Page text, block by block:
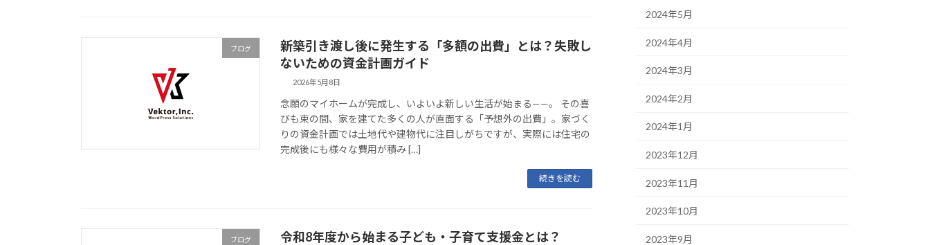
ブログ
新築引き渡し後に発生する「多額の出費」とは？失敗し
ないための資金計画ガイド
2026年5月8日
念願のマイホームが完成し、いよいよ新しい生活が始まる——。 その喜
びも束の間、家を建てた多くの人が直面する「予想外の出費」。家づく
りの資金計画では土地代や建物代に注目しがちですが、実際には住宅の
完成後にも様々な費用が積み […]
続きを読む
ブログ 令和8年度から始まる子ども・子育て支援金とは？
2024年5月
2024年4月
2024年3月
2024年2月
2024年1月
2023年12月
2023年11月
2023年10月
2023年9月